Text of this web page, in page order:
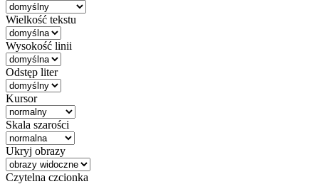
Wielkość tekstu
Wysokość linii
Odstęp liter
Kursor
Skala szarości
Ukryj obrazy
Czytelna czcionka